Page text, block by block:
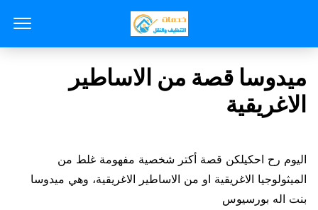
ميدوسا قصة من الاساطير
الاغريقية
اليوم رح احكيلكن قصة أكتر شخصية مفهومة غلط من
الميثولوجيا الاغريقية او من الاساطير الاغريقية، وهي ميدوسا
بنت اله بورسيوس